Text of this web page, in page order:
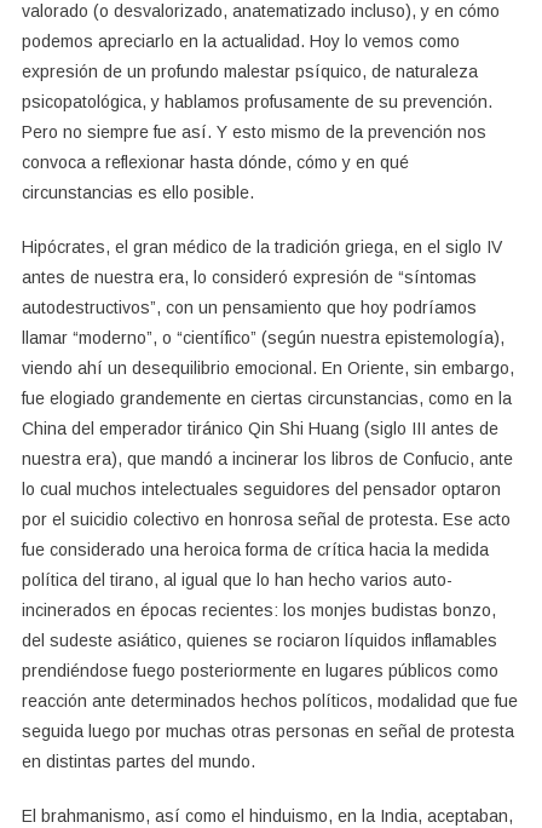
valorado (o desvalorizado, anatematizado incluso), y en cómo
podemos apreciarlo en la actualidad. Hoy lo vemos como
expresión de un profundo malestar psíquico, de naturaleza
psicopatológica, y hablamos profusamente de su prevención.
Pero no siempre fue así. Y esto mismo de la prevención nos
convoca a reflexionar hasta dónde, cómo y en qué
circunstancias es ello posible.
Hipócrates, el gran médico de la tradición griega, en el siglo IV
antes de nuestra era, lo consideró expresión de “síntomas
autodestructivos”, con un pensamiento que hoy podríamos
llamar “moderno”, o “científico” (según nuestra epistemología),
viendo ahí un desequilibrio emocional. En Oriente, sin embargo,
fue elogiado grandemente en ciertas circunstancias, como en la
China del emperador tiránico Qin Shi Huang (siglo III antes de
nuestra era), que mandó a incinerar los libros de Confucio, ante
lo cual muchos intelectuales seguidores del pensador optaron
por el suicidio colectivo en honrosa señal de protesta. Ese acto
fue considerado una heroica forma de crítica hacia la medida
política del tirano, al igual que lo han hecho varios auto-
incinerados en épocas recientes: los monjes budistas bonzo,
del sudeste asiático, quienes se rociaron líquidos inflamables
prendiéndose fuego posteriormente en lugares públicos como
reacción ante determinados hechos políticos, modalidad que fue
seguida luego por muchas otras personas en señal de protesta
en distintas partes del mundo.
El brahmanismo, así como el hinduismo, en la India, aceptaban,